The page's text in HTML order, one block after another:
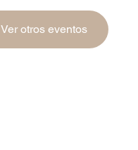
Ver otros eventos